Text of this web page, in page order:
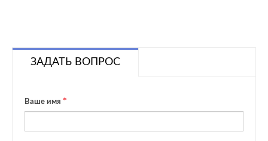
ЗАДАТЬ ВОПРОС
Ваше имя